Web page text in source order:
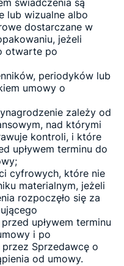
świadczenia są
lub wizualne albo
dostarczane w
jeżeli
otwarte po
periodyków lub
umowy o
zależy od
nad którymi
kontroli, i które
upływem terminu do
cyfrowych, które nie
materialnym, jeżeli
rozpoczęło się za
upływem terminu
i po
Sprzedawcę o
od umowy.